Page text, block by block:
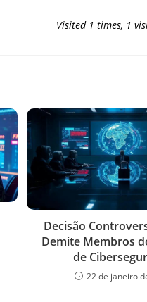
Visited 1 times, 1
Decisão
Demite Membros
de
22 de janeiro